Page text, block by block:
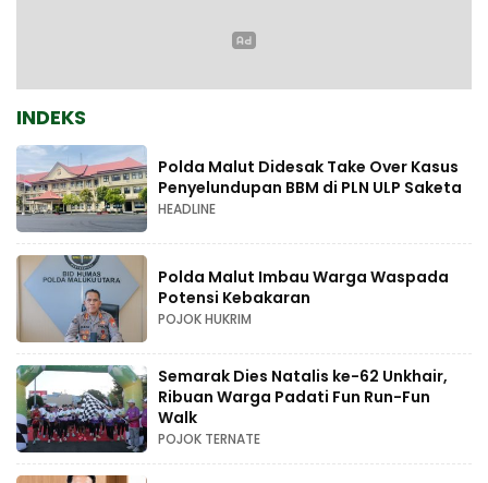
INDEKS
Polda Malut Didesak Take Over Kasus
Penyelundupan BBM di PLN ULP Saketa
HEADLINE
Polda Malut Imbau Warga Waspada
Potensi Kebakaran
POJOK HUKRIM
Semarak Dies Natalis ke-62 Unkhair,
Ribuan Warga Padati Fun Run-Fun
Walk
POJOK TERNATE